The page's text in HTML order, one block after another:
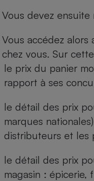
Vous devez
Vous accédez alors
chez vous. Sur
le prix du panier
rapport à ses
le détail des prix
marques
distributeurs et les
le détail des prix
magasin :